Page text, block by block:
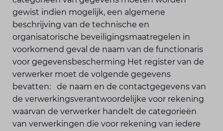
gewist indien mogelijk, een algemene
beschrijving van de technische en
organisatorische beveiligingsmaatregelen in
voorkomend geval de naam van de functionaris
voor gegevensbescherming Het register van de
verwerker moet de volgende gegevens
bevatten: de naam en de contactgegevens van
de verwerkingsverantwoordelijke voor rekening
waarvan de verwerker handelt de categorieën
van verwerkingen die voor rekening van iedere